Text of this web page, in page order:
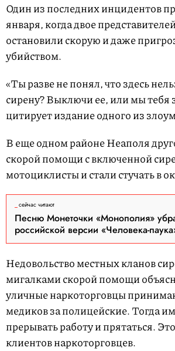
Один из последних инцидентов
января, когда двое
остановили скорую и даже
убийством.
«Ты разве не понял, что здесь
сирену? Выключи ее, или мы тебя
цитирует издание одного из
В еще одном районе Неаполя
скорой помощи с включенной
мотоциклисты и стали стучать в
сейчас читают
Песню Монеточки «Монополия»
российской версии «Человека-
Недовольство местных кланов
мигалками скорой помощи
уличные наркоторговцы
медиков за полицейские. Тогда
прерывать работу и прятаться.
клиентов наркоторговцев.